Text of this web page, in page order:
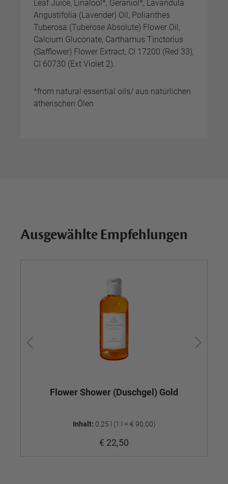
Leaf Juice, Linalool*, Geraniol*, Lavandula
Angustifolia (Lavender) Oil, Polianthes
Tuberosa (Tuberose Absolute) Flower Oil,
Calcium Gluconate, Carthamus Tinctorius
(Safflower) Flower Extract, CI 17200 (Red 33),
CI 60730 (Ext Violet 2).
*from natural essential oils/ aus natürlichen
ätherischen Ölen
Ausgewählte Empfehlungen
Flower Shower (Duschgel) Gold
Inhalt: 0.25 l (1 l = € 90,00)
€ 22,50